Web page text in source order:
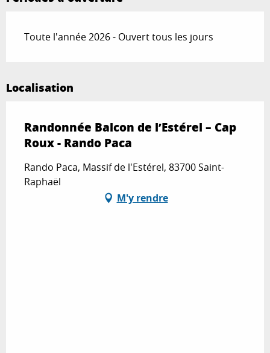
Toute l'année 2026 - Ouvert tous les jours
Localisation
Randonnée Balcon de l’Estérel – Cap
Roux - Rando Paca
Rando Paca, Massif de l'Estérel, 83700 Saint-
Raphaël
M'y rendre